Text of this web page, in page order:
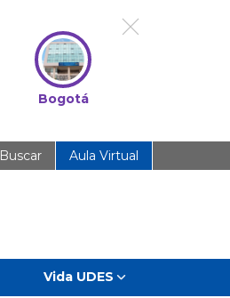
Bogotá
Buscar Aula Virtual
Vida UDES